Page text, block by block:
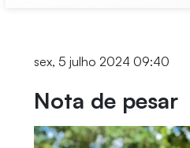
sex, 5 julho 2024 09:40
Nota de pesar